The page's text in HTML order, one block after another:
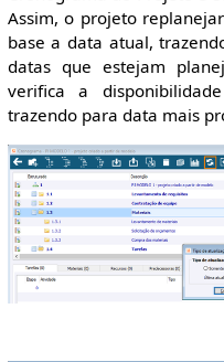
Assim, o projeto
base a data atual,
datas que estejam
verifica a
trazendo para data mais